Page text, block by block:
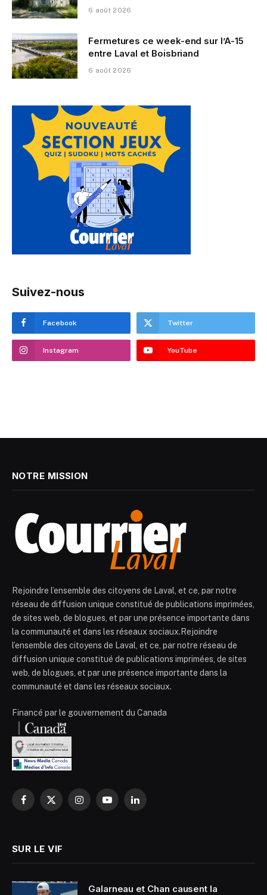
6 août 2026
Fermetures ce week-end sur l’A-15
entre Laval et Boisbriand
6 août 2026
Suivez-nous
Facebook Twitter
Instagram YouTube
NOTRE MISSION
Rejoindre l’ensemble des citoyens de Laval, et ce, par notre
réseau de diffusion unique constitué de publications imprimées,
de sites web, de blogues, et par une présence importante dans
la communauté et dans les réseaux sociaux.Rejoindre
l’ensemble des citoyens de Laval, et ce, par notre réseau de
diffusion unique constitué de publications imprimées, de sites
web, de blogues, et par une présence importante dans la
communauté et dans les réseaux sociaux.
Financé par le gouvernement du Canada
Facebook
X
InstagramYouTubeLinkedIn
SUR LE VIF
Galarneau et Chan causent la